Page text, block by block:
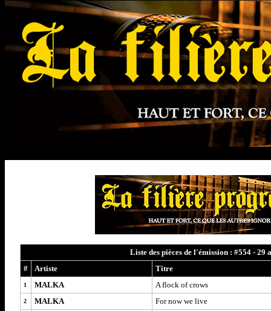
Liste des pièces de l'émission : #554 - 29
#
Artiste Titre
1 MALKA A flock of crows
2 MALKA For now we live